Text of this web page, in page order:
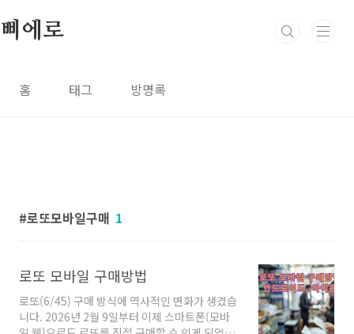
삐에로
홈 태그 방명록
로또모바일구매 1
로또 모바일 구매방법
로또(6/45) 구매 방식에 역사적인 변화가 생겼습
니다. 2026년 2월 9일부터 이제 스마트폰(모바